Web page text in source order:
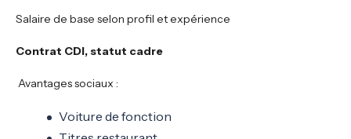
Salaire de base selon profil et expérience
Contrat CDI, statut cadre
Avantages sociaux :
Voiture de fonction